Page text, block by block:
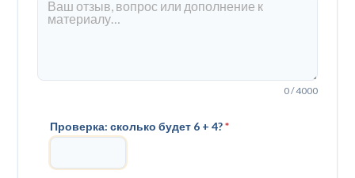
0 / 4000
Проверка: сколько будет 6 + 4?*